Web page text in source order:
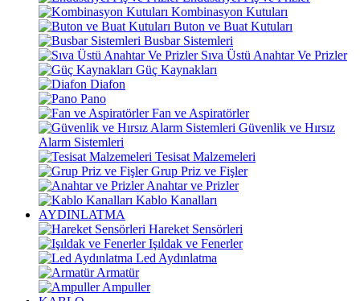
Kombinasyon Kutuları
Buton ve Buat Kutuları
Busbar Sistemleri
Sıva Üstü Anahtar Ve Prizler
Güç Kaynakları
Diafon
Pano
Fan ve Aspiratörler
Güvenlik ve Hırsız
Alarm Sistemleri
Tesisat Malzemeleri
Grup Priz ve Fişler
Anahtar ve Prizler
Kablo Kanalları
AYDINLATMA
Hareket Sensörleri
Işıldak ve Fenerler
Led Aydınlatma
Armatür
Ampuller